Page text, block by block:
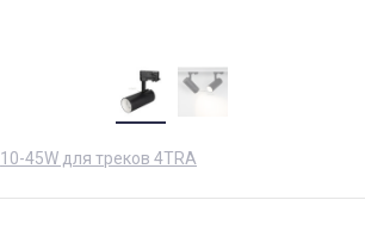
10-45W для треков 4TRA